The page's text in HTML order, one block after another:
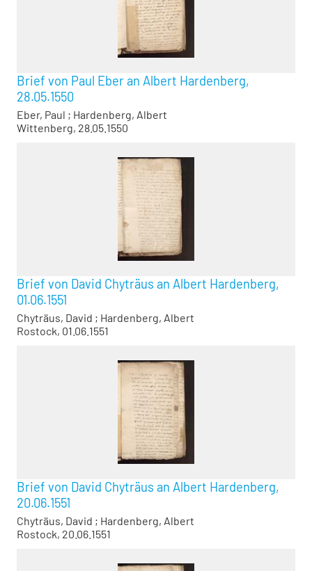
Brief von Paul Eber an Albert Hardenberg,
28.05.1550
Eber, Paul ; Hardenberg, Albert
Wittenberg, 28.05.1550
Brief von David Chyträus an Albert Hardenberg,
01.06.1551
Chyträus, David ; Hardenberg, Albert
Rostock, 01.06.1551
Brief von David Chyträus an Albert Hardenberg,
20.06.1551
Chyträus, David ; Hardenberg, Albert
Rostock, 20.06.1551